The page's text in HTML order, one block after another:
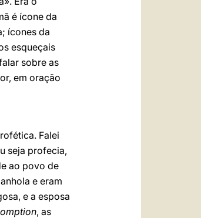
é ícone da
ícones da
esqueçais
sobre as
em oração
Falei
seja profecia,
ao povo de
e eram
e a esposa
, as